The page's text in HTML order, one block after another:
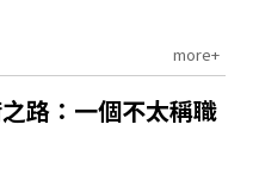
more+
路：一個不太稱職